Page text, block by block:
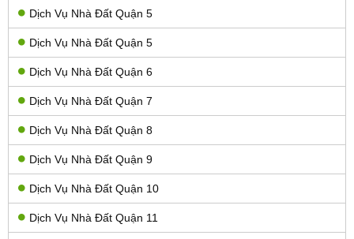
Dịch Vụ Nhà Đất Quận 5
Dịch Vụ Nhà Đất Quận 5
Dịch Vụ Nhà Đất Quận 6
Dịch Vụ Nhà Đất Quận 7
Dịch Vụ Nhà Đất Quận 8
Dịch Vụ Nhà Đất Quận 9
Dịch Vụ Nhà Đất Quận 10
Dịch Vụ Nhà Đất Quận 11